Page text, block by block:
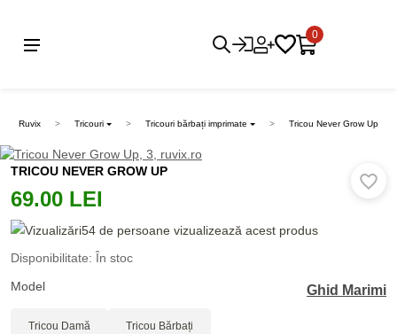
0
Ruvix Tricouri Tricouri bărbați imprimate Tricou Never Grow Up
TRICOU NEVER GROW UP
69.00 LEI
54 de persoane vizualizează acest produs
Disponibilitate: În stoc
Model
Ghid Marimi
Tricou Damă Tricou Bărbați